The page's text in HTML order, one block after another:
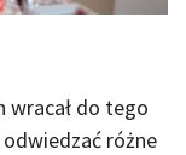
wracał do tego
różne